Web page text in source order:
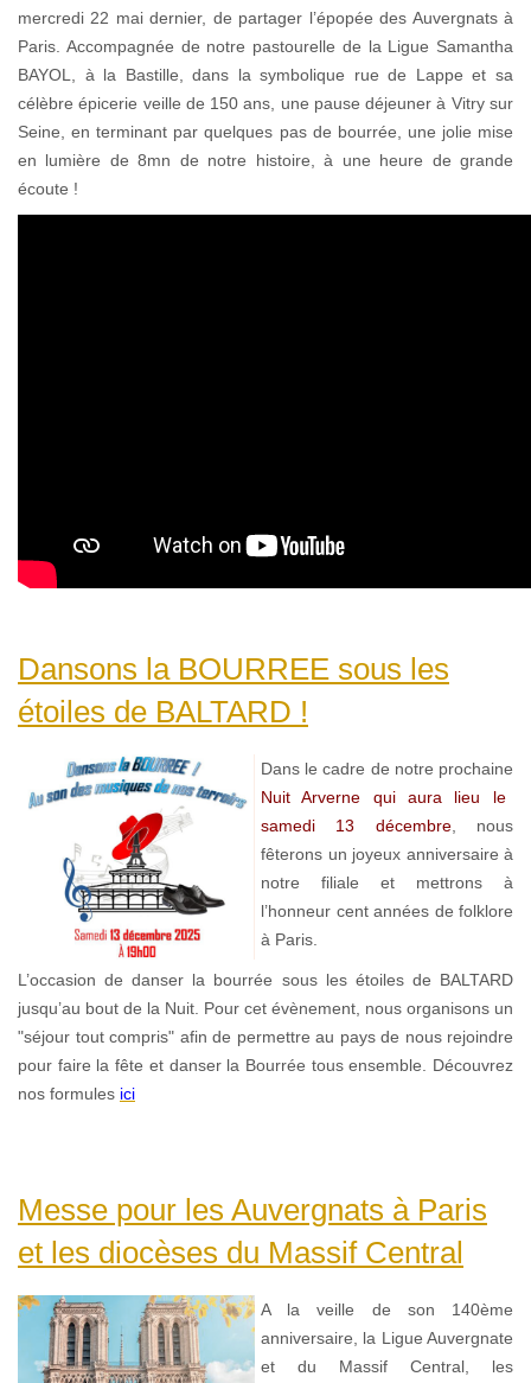
mercredi 22 mai dernier, de partager l’épopée des Auvergnats à
Paris. Accompagnée de notre pastourelle de la Ligue Samantha
BAYOL, à la Bastille, dans la symbolique rue de Lappe et sa
célèbre épicerie veille de 150 ans, une pause déjeuner à Vitry sur
Seine, en terminant par quelques pas de bourrée, une jolie mise
en lumière de 8mn de notre histoire, à une heure de grande
écoute !
Dansons la BOURREE sous les
étoiles de BALTARD !
Dans le cadre de notre prochaine
Nuit Arverne qui aura lieu le
samedi 13 décembre, nous
fêterons un joyeux anniversaire à
notre filiale et mettrons à
l’honneur cent années de folklore
à Paris.
L’occasion de danser la bourrée sous les étoiles de BALTARD
jusqu’au bout de la Nuit. Pour cet évènement, nous organisons un
"séjour tout compris" afin de permettre au pays de nous rejoindre
pour faire la fête et danser la Bourrée tous ensemble. Découvrez
nos formules ici
Messe pour les Auvergnats à Paris
et les diocèses du Massif Central
A la veille de son 140ème
anniversaire, la Ligue Auvergnate
et du Massif Central, les